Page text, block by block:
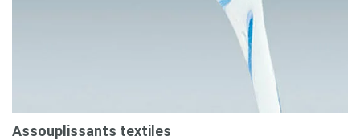
Assouplissants textiles